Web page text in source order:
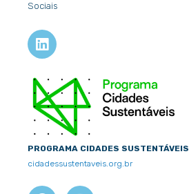
Sociais
L
i
k
e
d
n
PROGRAMA CIDADES SUSTENTÁVEIS
cidadessustentaveis.org.br